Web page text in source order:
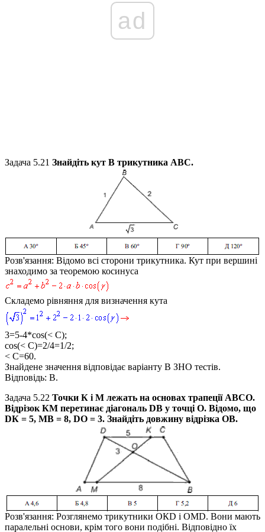
ad
Задача 5.21 Знайдіть кут В трикутника АВС.
Розв'язання: Відомо всі сторони трикутника. Кут при вершині
знаходимо за теоремою косинуса
Складемо рівняння для визначення кута
3=5-4*cos(< C);
cos(< C)=2/4=1/2;
< C=60.
Знайдене значення відповідає варіанту В ЗНО тестів.
Відповідь: В.
Задача 5.22 Точки К і М лежать на основах трапеції АВСО.
Відрізок КМ перетинає діагональ DВ у точці О. Відомо, що
DК = 5, МВ = 8, DО = 3. Знайдіть довжину відрізка ОВ.
Розв'язання: Розглянемо трикутники ОКD і OMD. Вони мають
паралельні основи, крім того вони подібні. Відповідно їх